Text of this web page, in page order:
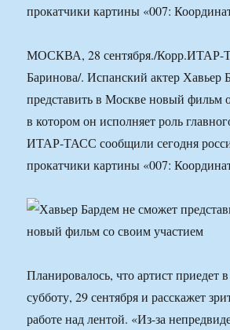
прокатчики картины «007:
МОСКВА, 28 сентября./Корр.ИТАР-
Баринова/. Испанский актер Хавьер
представить в Москве новый фильм
в котором он исполняет роль
ИТАР-ТАСС сообщили сегодня
прокатчики картины «007:
Планировалось, что артист приедет
субботу, 29 сентября и расскажет
работе над лентой. «Из-за